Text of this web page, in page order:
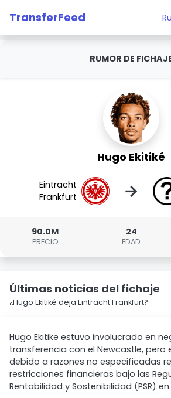
TransferFeed
RUMOR DE
Hugo Ekitiké
Eintracht
Frankfurt
→
90.0M
PRECIO
24
EDAD
Últimas noticias del fichaje
¿Hugo Ekitiké deja Eintracht Frankfurt?
Hugo Ekitike estuvo involucrado en
transferencia con el Newcastle, pero
debido a razones no especificadas
restricciones financieras bajo las
Rentabilidad y Sostenibilidad (PSR)